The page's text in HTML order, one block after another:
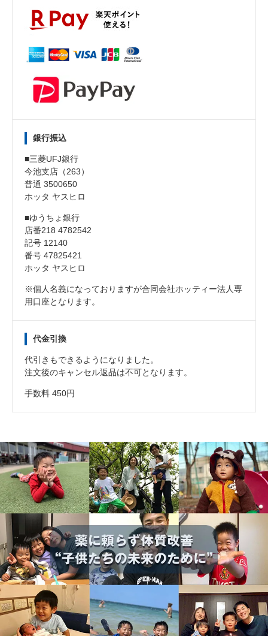
銀行振込
■三菱UFJ銀行
今池支店（263）
普通 3500650
ホッタ ヤスヒロ
■ゆうちょ銀行
店番218 4782542
記号 12140
番号 47825421
ホッタ ヤスヒロ
※個人名義になっておりますが合同会社ホッティー法人専
用口座となります。
代金引換
代引きもできるようになりました。
注文後のキャンセル返品は不可となります。
手数料 450円